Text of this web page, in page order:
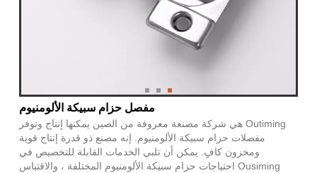
مفصل حزام سبيكة الألومنيوم
Outiming هي شركة مصنعة معروفة من الصين يمكنها إنتاج وتوفر
مفصلات حزام سبيكة الألومنيوم. إنه مصنع ذو قدرة إنتاج قوية
ومخزون كافٍ. يمكن أن تلبي الخدمات القابلة للتخصيص في
Ousiming احتياجات حزام سبيكة الألومنيوم المختلفة ، والاقتباس